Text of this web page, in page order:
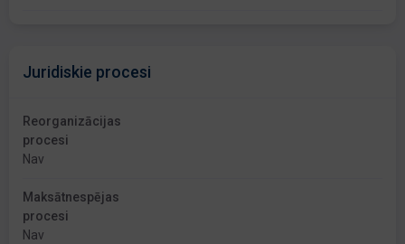
Juridiskie procesi
Reorganizācijas
procesi
Nav
Maksātnespējas
procesi
Nav